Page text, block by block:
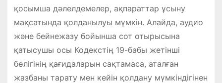
қосымша дәлелдемелер, ақпараттар ұсыну
мақсатында қолданылуы мүмкін. Алайда, аудио
және бейнежазу бойынша сот отырысына
қатысушы осы Кодекстің 19-бабы жетінші
бөлігінің қағидаларын сақтамаса, аталған
жазбаны тарату мен кейін қолдану мүмкіндігінен